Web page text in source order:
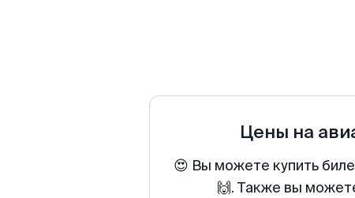
Цены на
😍 Вы можете купить
🙌. Также вы